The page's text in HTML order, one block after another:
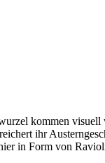
kommen visuell
ihr
in Form von